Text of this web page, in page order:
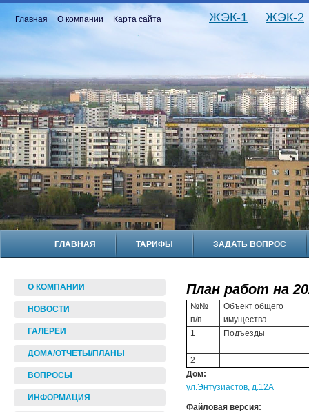
Главная О компании Карта сайта ЖЭК-1 ЖЭК-2
ГЛАВНАЯ ТАРИФЫ ЗАДАТЬ ВОПРОС
О КОМПАНИИ
НОВОСТИ
ГАЛЕРЕИ
ДОМА/ОТЧЕТЫ/ПЛАНЫ
ВОПРОСЫ
ИНФОРМАЦИЯ
План работ на
№№
п/п
Объект общего
имущества
1
Подъезды
2
Дом:
ул.Энтузиастов, д.12А
Файловая версия: